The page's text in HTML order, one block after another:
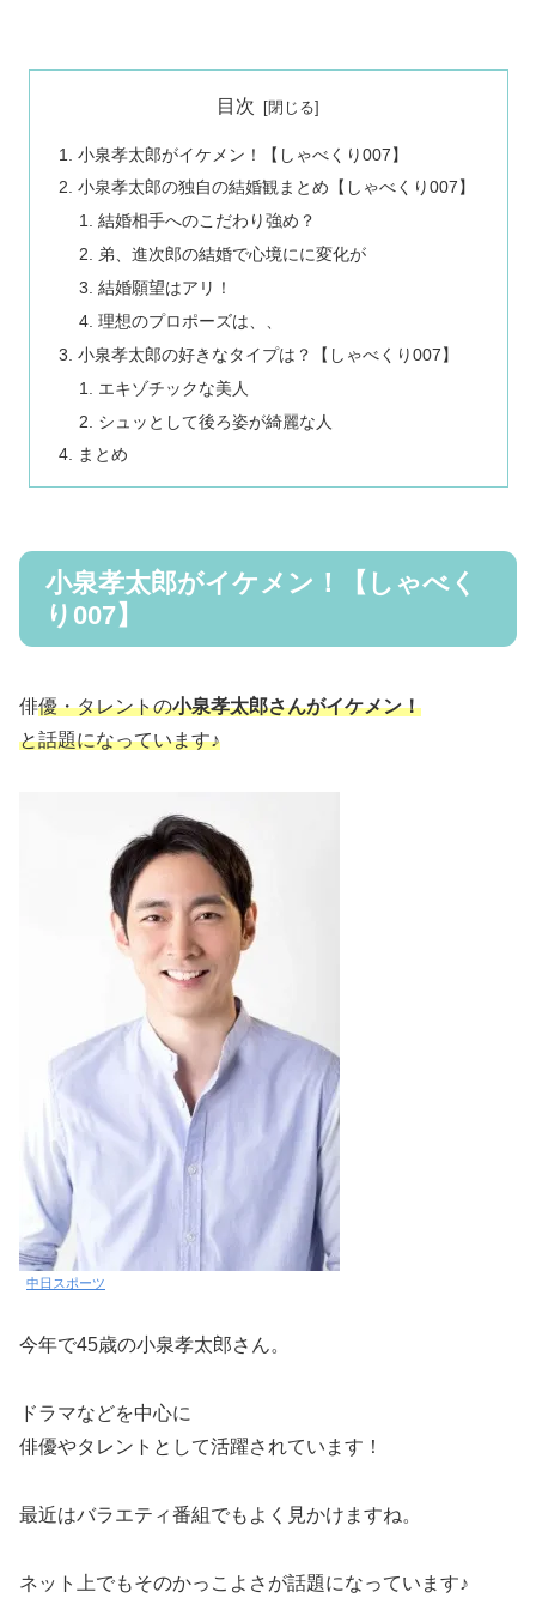
目次
小泉孝太郎がイケメン！【しゃべくり007】
小泉孝太郎の独自の結婚観まとめ【しゃべくり007】
結婚相手へのこだわり強め？
弟、進次郎の結婚で心境にに変化が
結婚願望はアリ！
理想のプロポーズは、、
小泉孝太郎の好きなタイプは？【しゃべくり007】
エキゾチックな美人
シュッとして後ろ姿が綺麗な人
まとめ
小泉孝太郎がイケメン！【しゃべく
り007】
俳優・タレントの小泉孝太郎さんがイケメン！
と話題になっています♪
中日スポーツ
今年で45歳の小泉孝太郎さん。
ドラマなどを中心に
俳優やタレントとして活躍されています！
最近はバラエティ番組でもよく見かけますね。
ネット上でもそのかっこよさが話題になっています♪